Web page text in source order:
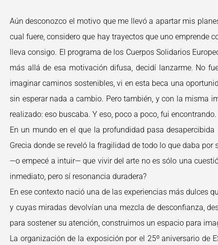
Aún desconozco el motivo que me llevó a apartar mis
cual fuere, considero que hay trayectos que uno
lleva consigo. El programa de los Cuerpos Solidarios
más allá de esa motivación difusa, decidí lanzarme. No
imaginar caminos sostenibles, vi en esta beca una
sin esperar nada a cambio. Pero también, y con la misma
realizado: eso buscaba. Y eso, poco a poco, fui encontrando.
En un mundo en el que la profundidad pasa
Grecia donde se reveló la fragilidad de todo lo que daba
—o empecé a intuir— que vivir del arte no es sólo una
inmediato, pero sí resonancia duradera?
En ese contexto nació una de las experiencias más dulces
y cuyas miradas devolvían una mezcla de desconfianza,
para sostener su atención, construimos un espacio para
La organización de la exposición por el 25º aniversario de